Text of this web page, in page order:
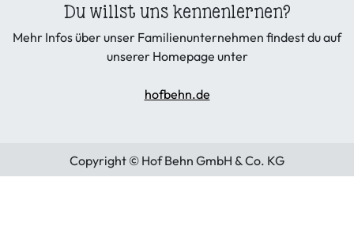
Du willst uns kennenlernen?
Mehr Infos über unser Familienunternehmen findest du auf
unserer Homepage unter
hofbehn.de
Copyright © Hof Behn GmbH & Co. KG